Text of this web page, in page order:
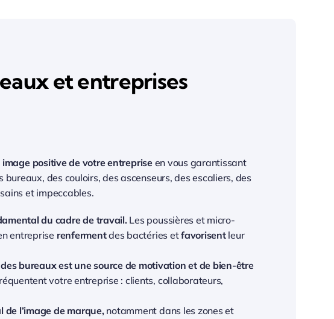
et entreprises
image positive de votre entrepriseen vous garantissant
des couloirs, des ascenseurs, des escaliers, des
et impeccables.
du cadre de travail.Les poussières et micro-
entreprise renfermentdes bactéries etfavorisentleur
bureaux est une source de motivation et de bien-être
votre entreprise : clients, collaborateurs,
l’image de marque,notamment dans les zones et